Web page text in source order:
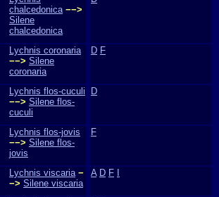
chalcedonica −−>
Silene
chalcedonica
Lychnis coronaria
−−> Silene
coronaria
D F
Lychnis flos-cuculi
−−> Silene flos-
cuculi
D
Lychnis flos-jovis
−−> Silene flos-
jovis
F
Lychnis viscaria −
−> Silene viscaria
A D F